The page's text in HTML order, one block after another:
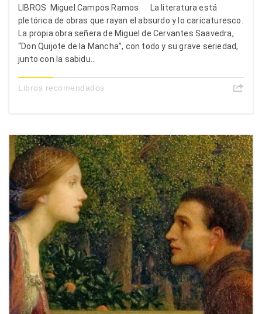
LIBROS Miguel Campos Ramos La literatura está
pletórica de obras que rayan el absurdo y lo caricaturesco.
La propia obra señera de Miguel de Cervantes Saavedra,
“Don Quijote de la Mancha”, con todo y su grave seriedad,
junto con la sabidu...
Libros recomendados